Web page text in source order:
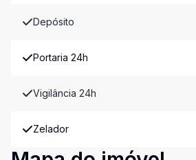
Depósito
Portaria 24h
Vigilância 24h
Zelador